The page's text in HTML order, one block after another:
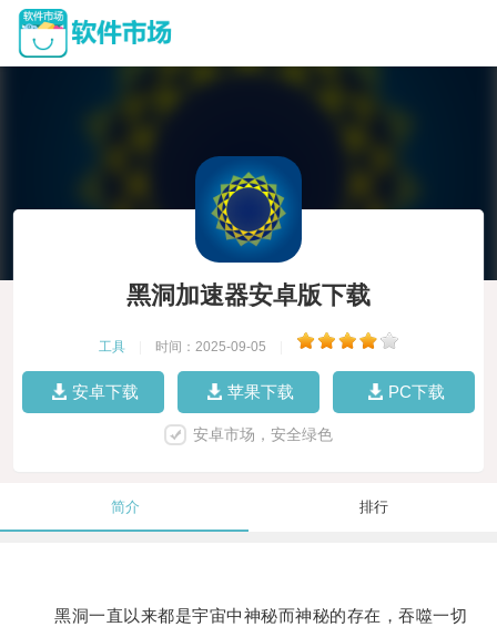
黑洞加速器安卓版下载
工具 时间：2025-09-05
安卓下载 苹果下载 PC下载
安卓市场，安全绿色
简介 排行
黑洞一直以来都是宇宙中神秘而神秘的存在，吞噬一切